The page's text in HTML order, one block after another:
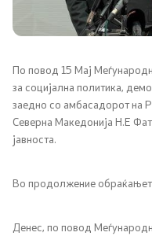
Односи со јавност
Медија центар
Слободен пристап до
По повод 15 Мај
за социјална политика,
заедно со амбасадорот на
Северна Македонија Н.Е
јавноста.
Во продолжение
Денес, по повод